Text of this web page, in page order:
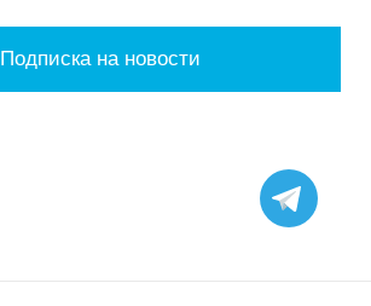
Подписка на новости